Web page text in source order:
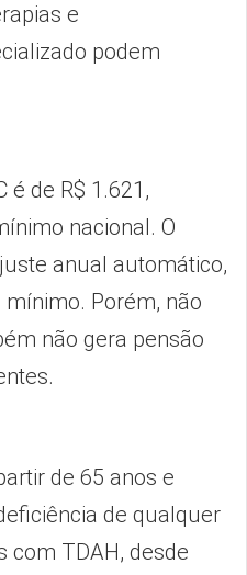
e
podem
é de R$ 1.621,
nacional. O
anual automático,
Porém, não
não gera pensão
de 65 anos e
de qualquer
com TDAH, desde